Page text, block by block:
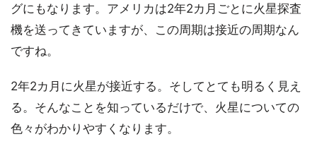
グにもなります。アメリカは2年2カ月ごとに火星探査
機を送ってきていますが、この周期は接近の周期なん
ですね。
2年2カ月に火星が接近する。そしてとても明るく見え
る。そんなことを知っているだけで、火星についての
色々がわかりやすくなります。